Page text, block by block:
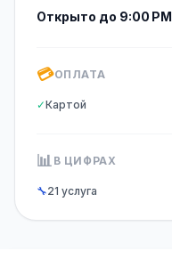
Открыто до 9:00 PM
💳ОПЛАТА
✓Картой
📊 В ЦИФРАХ
🔧21 услуга